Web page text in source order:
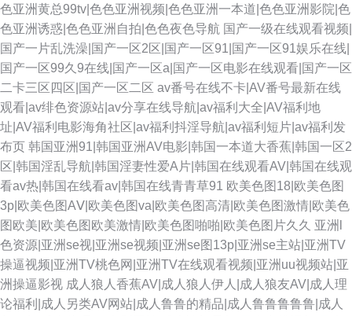
色亚洲黄总99tv|色色亚洲视频|色色亚洲一本道|色色亚洲影院|色
色亚洲诱惑|色色亚洲自拍|色色夜色导航 国产一级在线观看视频|
国产一片乱洗澡|国产一区2区|国产一区91|国产一区91娱乐在线|
国产一区99久9在线|国产一区a|国产一区电影在线观看|国产一区
二卡三区四区|国产一区二区 av番号在线不卡|AV番号最新在线
观看|av绯色资源站|av分享在线导航|av福利大全|AV福利地
址|AV福利电影海角社区|av福利抖淫导航|av福利短片|av福利发
布页 韩国亚洲91|韩国亚洲AV电影|韩国一本道大香蕉|韩国一区2
区|韩国淫乱导航|韩国淫妻性爱A片|韩国在线观看AV|韩国在线观
看av热|韩国在线看av|韩国在线青青草91 欧美色图18|欧美色图
3p|欧美色图AⅤ|欧美色图va|欧美色图高清|欧美色图激情|欧美色
图欧美|欧美色图欧美激情|欧美色图啪啪|欧美色图片久久 亚洲l
色资源|亚洲se视|亚洲se视频|亚洲se图13p|亚洲se主站|亚洲TV
操逼视频|亚洲TV桃色网|亚洲TV在线观看视频|亚洲uu视频站|亚
洲操逼影视 成人狼人香蕉AV|成人狼人伊人|成人狼友AV|成人理
论福利|成人另类AV网站|成人鲁鲁的精品|成人鲁鲁鲁鲁鲁|成人